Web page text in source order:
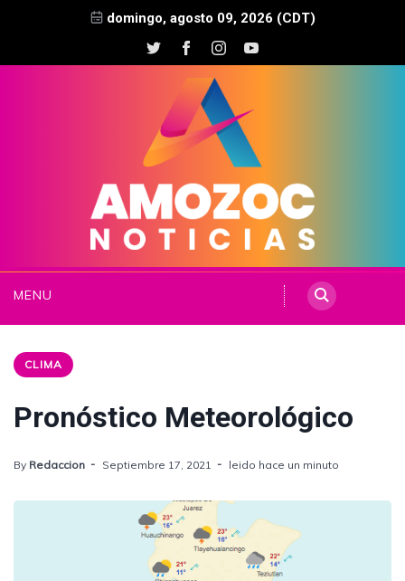
domingo, agosto 09, 2026 (CDT)
MENU
CLIMA
Pronóstico Meteorológico
By Redaccion Septiembre 17, 2021 leido hace un minuto